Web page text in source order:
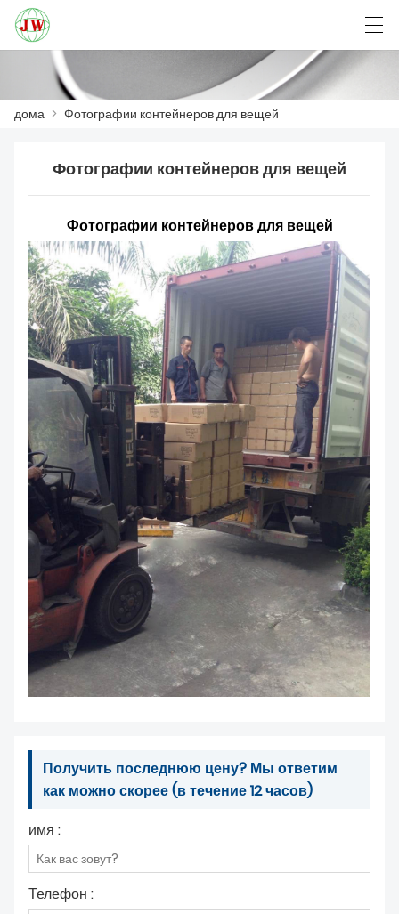
ДОМА
НОВОСТИ
СЛУЧАЙ
ЗАВОД
СВЯЖИТЕСЬ С НАМИ
О НАС
العربية Deutsch English
дома > Фотографии контейнеров для вещей
Фотографии контейнеров для вещей
Фотографии контейнеров для вещей
Получить последнюю цену? Мы ответим
как можно скорее (в течение 12 часов)
имя :
Телефон :